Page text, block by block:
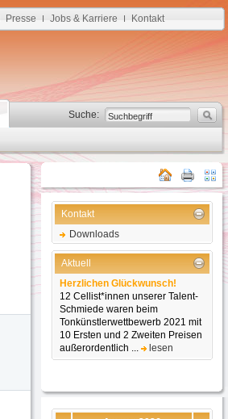
Presse I Jobs & Karriere I Kontakt
Suche:
Kontakt
Downloads
Aktuell
Herzlichen Glückwunsch!
12 Cellist*innen unserer Talent-
Schmiede waren beim
Tonkünstlerwettbewerb 2021 mit
10 Ersten und 2 Zweiten Preisen
außerordentlich ...
lesen